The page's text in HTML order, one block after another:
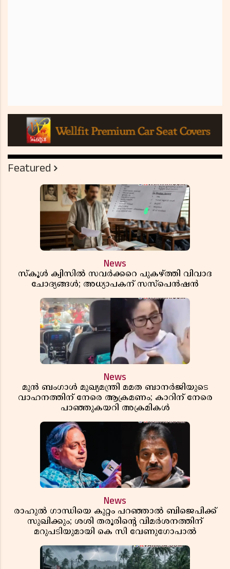
Featured
News
സ്കൂൾ ക്വിസിൽ സവർക്കറെ പുകഴ്ത്തി വിവാദ
ചോദ്യങ്ങൾ; അധ്യാപകന് സസ്പെൻഷൻ
News
മുൻ ബംഗാൾ മുഖ്യമന്ത്രി മമത ബാനർജിയുടെ
വാഹനത്തിന് നേരെ ആക്രമണം; കാറിന് നേരെ
പാഞ്ഞുകയറി അക്രമികൾ
News
രാഹുൽ ഗാന്ധിയെ കുറ്റം പറഞ്ഞാൽ ബിജെപിക്ക്
സുഖിക്കും; ശശി തരൂരിന്റെ വിമർശനത്തിന്
മറുപടിയുമായി കെ സി വേണുഗോപാൽ